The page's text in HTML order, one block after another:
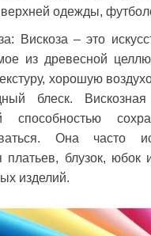
одежды,
Вискоза – это
из древесной
хорошую
блеск.
способностью
Она часто
платьев, блузок, юбок
изделий.